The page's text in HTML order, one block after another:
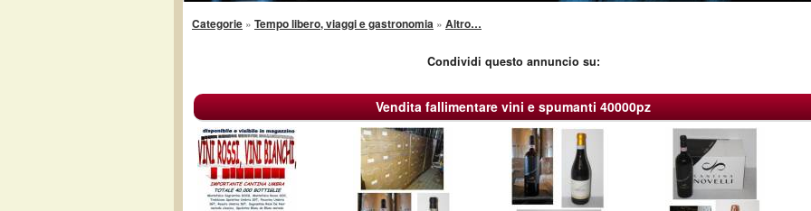
Categorie » Tempo libero, viaggi e gastronomia » Altro…
Condividi questo annuncio su:
Vendita fallimentare vini e spumanti 40000pz